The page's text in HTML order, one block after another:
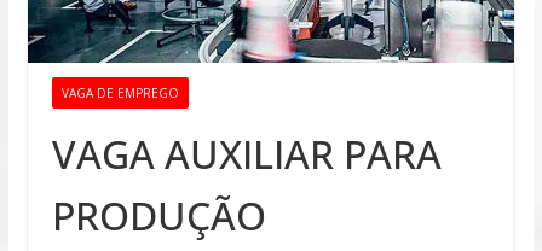
VAGA DE EMPREGO
VAGA AUXILIAR PARA
PRODUÇÃO